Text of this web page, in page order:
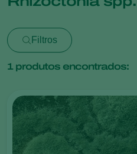
Filtros
1 produtos encontrados: